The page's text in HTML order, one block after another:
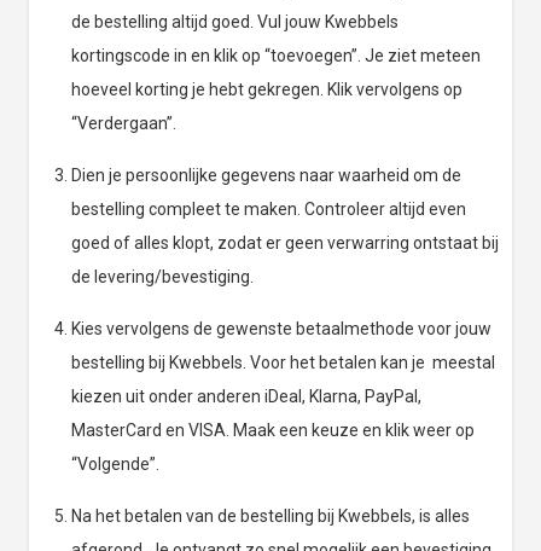
de bestelling altijd goed. Vul jouw Kwebbels
kortingscode in en klik op “toevoegen”. Je ziet meteen
hoeveel korting je hebt gekregen. Klik vervolgens op
“Verdergaan”.
Dien je persoonlijke gegevens naar waarheid om de
bestelling compleet te maken. Controleer altijd even
goed of alles klopt, zodat er geen verwarring ontstaat bij
de levering/bevestiging.
Kies vervolgens de gewenste betaalmethode voor jouw
bestelling bij Kwebbels. Voor het betalen kan je meestal
kiezen uit onder anderen iDeal, Klarna, PayPal,
MasterCard en VISA. Maak een keuze en klik weer op
“Volgende”.
Na het betalen van de bestelling bij Kwebbels, is alles